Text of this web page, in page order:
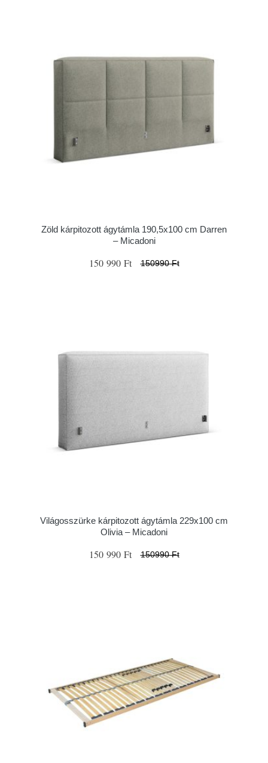
Zöld kárpitozott ágytámla 190,5x100 cm Darren
– Micadoni
150 990 Ft 150990 Ft
Világosszürke kárpitozott ágytámla 229x100 cm
Olivia – Micadoni
150 990 Ft 150990 Ft